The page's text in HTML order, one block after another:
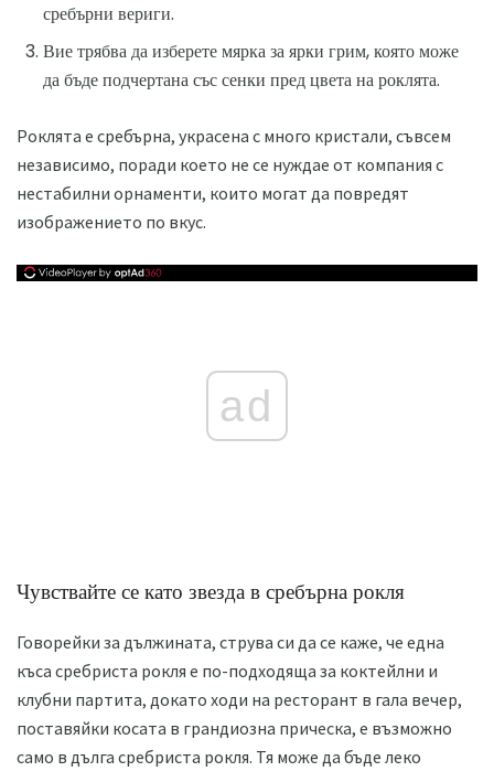
сребърни вериги.
Вие трябва да изберете мярка за ярки грим, която може
да бъде подчертана със сенки пред цвета на роклята.
Роклята е сребърна, украсена с много кристали, съвсем
независимо, поради което не се нуждае от компания с
нестабилни орнаменти, които могат да повредят
изображението по вкус.
ad
Чувствайте се като звезда в сребърна рокля
Говорейки за дължината, струва си да се каже, че една
къса сребриста рокля е по-подходяща за коктейлни и
клубни партита, докато ходи на ресторант в гала вечер,
поставяйки косата в грандиозна прическа, е възможно
само в дълга сребриста рокля. Тя може да бъде леко